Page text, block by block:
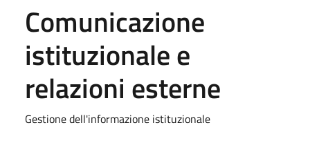
Comunicazione
istituzionale e
relazioni esterne
Gestione dell'informazione istituzionale